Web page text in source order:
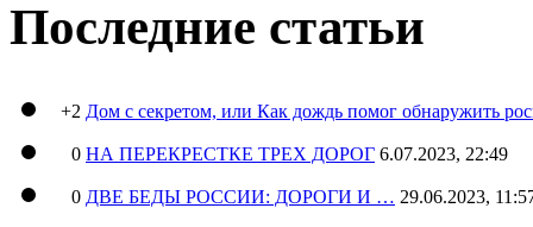
Последние статьи
+2 Дом с секретом, или Как дождь помог обнаружить
0 НА ПЕРЕКРЕСТКЕ ТРЕХ ДОРОГ 6.07.2023, 22:49
0 ДВЕ БЕДЫ РОССИИ: ДОРОГИ И … 29.06.2023,